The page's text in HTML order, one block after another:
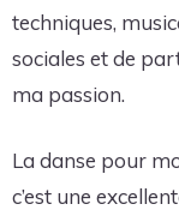
techniques,
sociales et de
ma passion.
La danse pour
c’est une